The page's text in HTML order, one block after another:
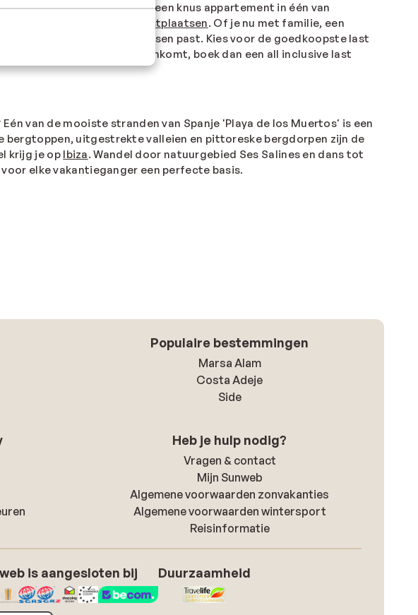
en villa’s. Ga jij voor een knus appartement in één van
één van deze vijf mooiste kustplaatsen. Of je nu met familie, een
fijn verblijf dat bij je wensen past. Kies voor de goedkoopste last
zodra je in je hotel aankomt, boek dan een all inclusive last
van de mooiste stranden van Spanje 'Playa de los Muertos' is een
uitgestrekte valleien en pittoreske bergdorpen zijn de
krijg je op Ibiza. Wandel door natuurgebied Ses Salines en dans tot
elke vakantieganger een perfecte basis.
Populaire bestemmingen
Marsa Alam
Costa Adeje
Side
Heb je hulp nodig?
Vragen & contact
Mijn Sunweb
Algemene voorwaarden zonvakanties
Algemene voorwaarden wintersport
Reisinformatie
is aangesloten bij Duurzaamheid